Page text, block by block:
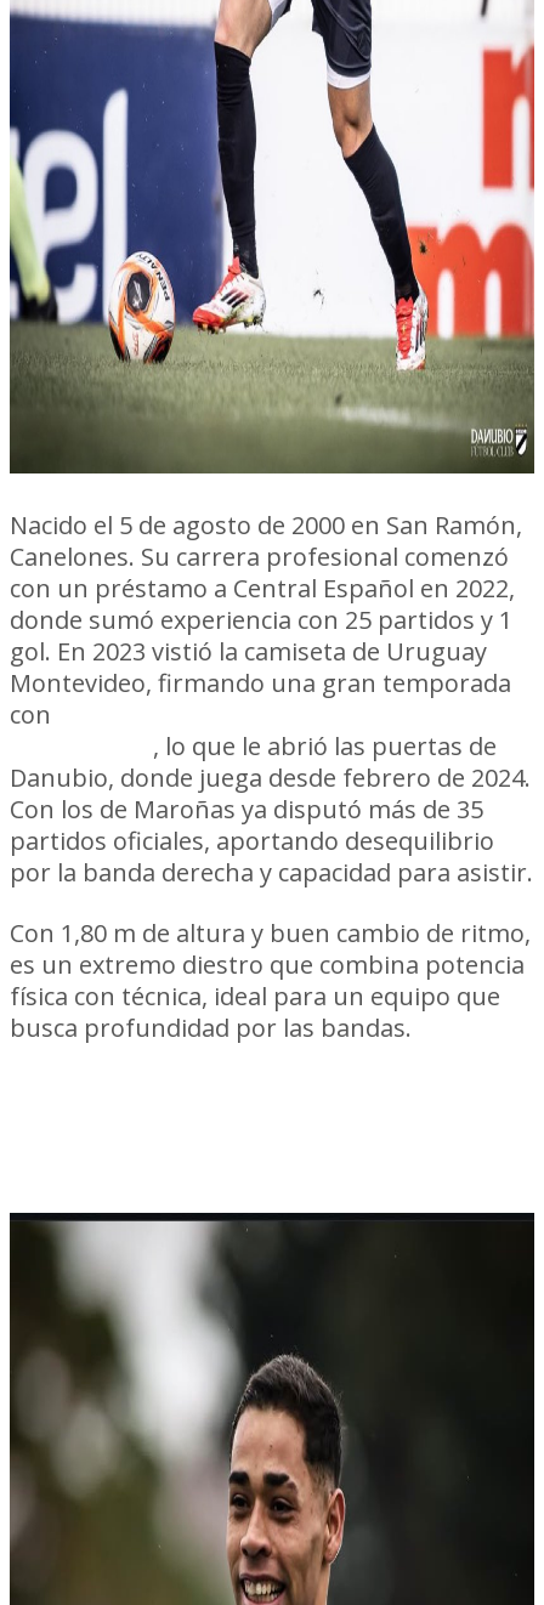
Nacido el 5 de agosto de 2000 en San Ramón,
Canelones. Su carrera profesional comenzó
con un préstamo a Central Español en 2022,
donde sumó experiencia con 25 partidos y 1
gol. En 2023 vistió la camiseta de Uruguay
Montevideo, firmando una gran temporada
con
, lo que le abrió las puertas de
Danubio, donde juega desde febrero de 2024.
Con los de Maroñas ya disputó más de 35
partidos oficiales, aportando desequilibrio
por la banda derecha y capacidad para asistir.
Con 1,80 m de altura y buen cambio de ritmo,
es un extremo diestro que combina potencia
física con técnica, ideal para un equipo que
busca profundidad por las bandas.